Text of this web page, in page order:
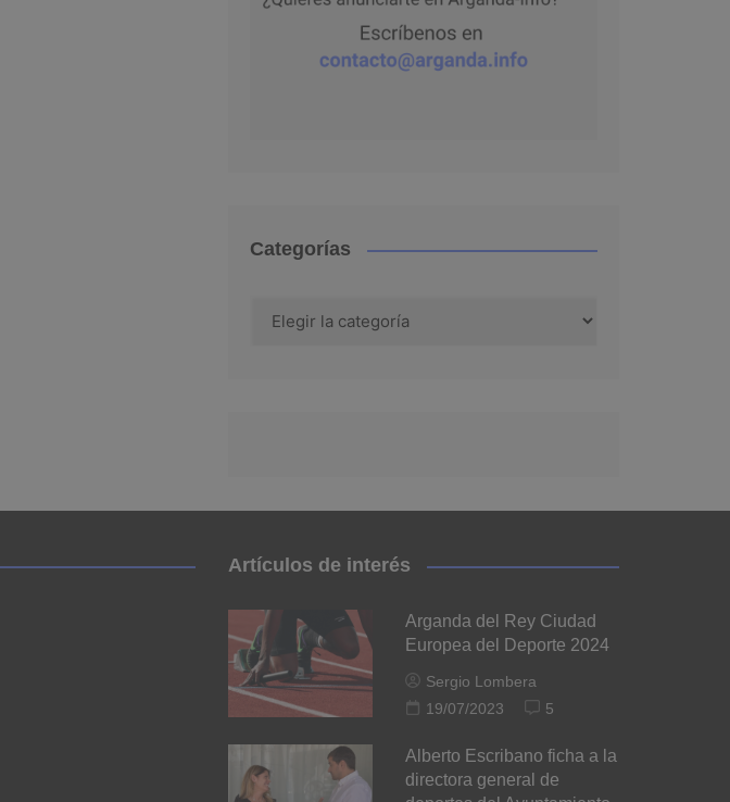
Categorías
Artículos de interés
Arganda del Rey Ciudad
Europea del Deporte 2024
Sergio Lombera
19/07/2023
5
Alberto Escribano ficha a la
directora general de